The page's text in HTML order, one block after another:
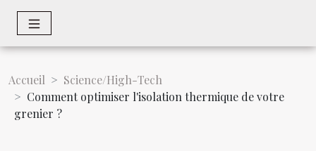
Accueil
Science/High-Tech
Comment optimiser l'isolation thermique de votre
grenier ?